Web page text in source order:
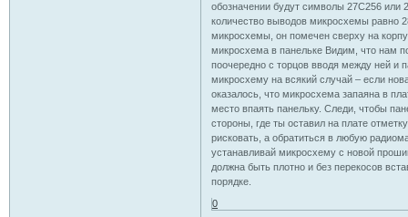
обозначении будут символы 27С256 или
количество выводов микросхемы равно
микросхемы, он помечен сверху на
микросхема в панельке Видим, что нам
поочередно с торцов вводя между ней и
микросхему на всякий случай – если
оказалось, что микросхема запаяна в
место впаять панельку. Следи, чтобы
стороны, где ты оставил на плате
рисковать, а обратиться в любую
устанавливай микросхему с новой
должна быть плотно и без перекосов
порядке.
0